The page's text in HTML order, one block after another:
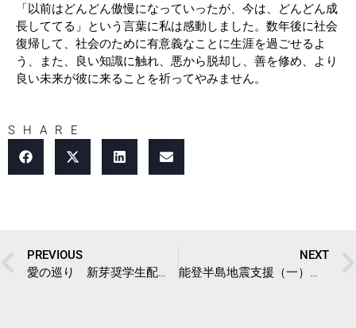
「以前はどんどん傲慢になっていったが、今は、どんどん成
長しててる」という言葉に私は感動しました。数年後に社会
復帰して、社会のために有意義なことに生涯を過ごせるよ
う、また、良い知識に触れ、悪から脱却し、善を修め、より
良い未来が彼に来ることを祈ってやみません。
SHARE
PREVIOUS
愛の巡り 新芽奨学生配布初体験
NEXT
能登半島地震支援（一）：因緣と上人開示